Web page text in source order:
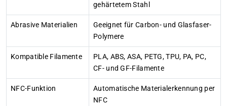
gehärtetem Stahl
Abrasive Materialien
Geeignet für Carbon- und Glasfaser-
Polymere
Kompatible Filamente
PLA, ABS, ASA, PETG, TPU, PA, PC,
CF- und GF-Filamente
NFC-Funktion
Automatische Materialerkennung per
NFC